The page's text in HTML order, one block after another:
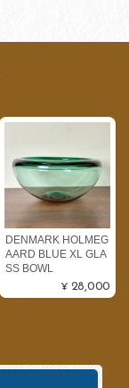
DENMARK HOLMEG
AARD BLUE XL GLA
SS BOWL
¥28,000